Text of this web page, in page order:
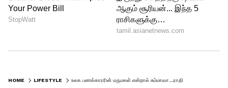
வெள்ளை வண்ணப் பூக்கள் டிசைன்
கொண்ட உடை, அதே பிராண்டில்
இதன் மதிப்பு 3.3 லட்ச ரூபாயாம்.
5
HOME LIFESTYLE